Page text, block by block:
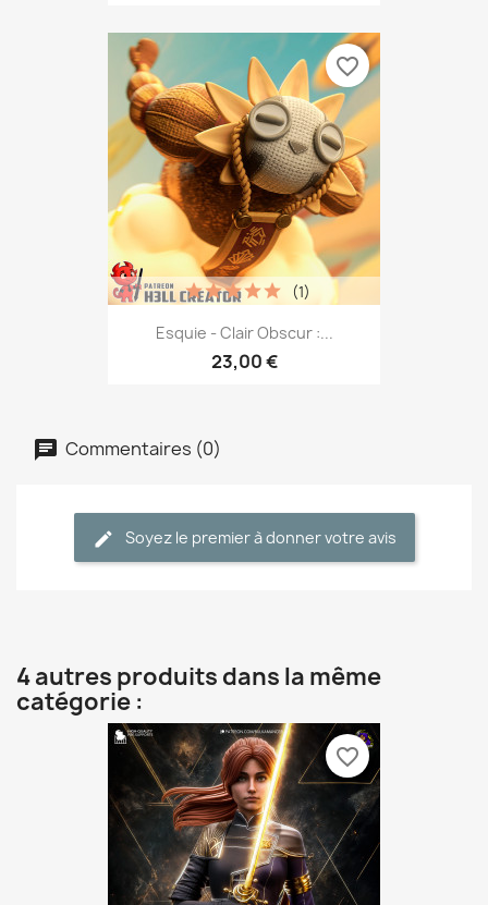
Esquie - Clair Obscur :...
23,00 €
(1)
favorite_border
Commentaires (0)
Soyez le premier à donner votre avis
4 autres produits dans la même
catégorie :
favorite_border